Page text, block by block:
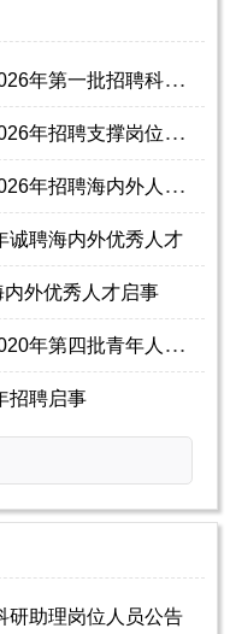
中
国科学院西北高原生物研究所2026年第一批招聘科研岗位人员启事
中
国科学院西北高原生物研究所2026年招聘支撑岗位人员启事
中
国科学院西北高原生物研究所2026年招聘海内外人才启事
诚聘海内外优秀人才
外优秀人才启事
中
国科学院西北高原生物研究所2020年第四批青年人才招聘启事
招聘启事
研助理岗位人员公告